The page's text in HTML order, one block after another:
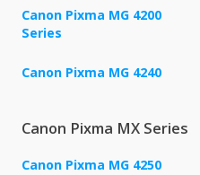
Canon Pixma MG 4200
Series
Canon Pixma MG 4240
Canon Pixma MX Series
Canon Pixma MG 4250